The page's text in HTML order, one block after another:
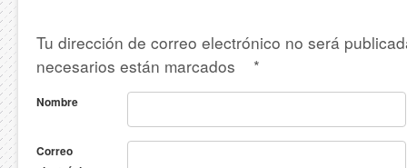
Tu dirección de correo electrónico no será
necesarios están marcados
*
Nombre
Correo